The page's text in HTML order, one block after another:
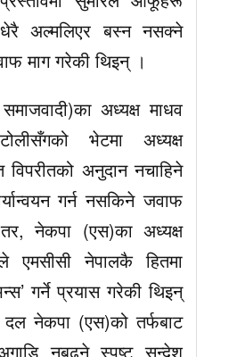
अल्मलिएर बस्न नसक्ने
माग गरेकी थिइन् ।
अध्यक्ष माधव
भेटमा अध्यक्ष
विपरीतको अनुदान नचाहिने
गर्न नसकिने जवाफ
नेकपा (एस)का अध्यक्ष
एमसीसी नेपालकै हितमा
गर्ने प्रयास गरेकी थिइन्
दल नेकपा (एस)को तर्फबाट
नबढ्ने स्पष्ट सन्देश